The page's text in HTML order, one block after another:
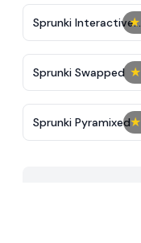
★
Sprunki Interactive
Tunner
★
Sprunki Swapped
★
Sprunki Pyramixed